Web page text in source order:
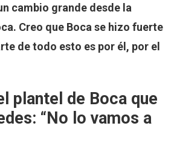
cambio grande desde la
Creo que Boca se hizo fuerte
de todo esto es por él, por el
plantel de Boca que
“No lo vamos a